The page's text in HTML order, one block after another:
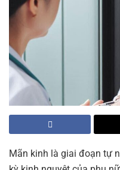
Mãn kinh là giai đoạn tự